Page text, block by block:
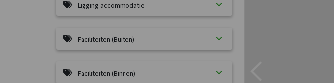
Ligging accommodatie
Faciliteiten (Buiten)
Faciliteiten (Binnen)